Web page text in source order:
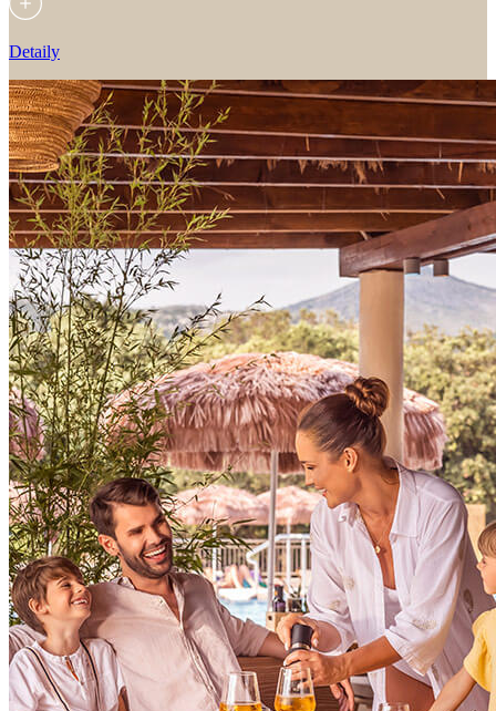
Detaily